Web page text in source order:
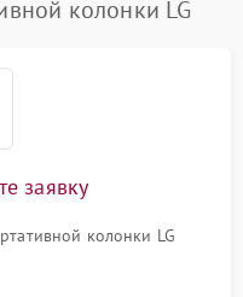
колонки LG
заявку
колонки LG